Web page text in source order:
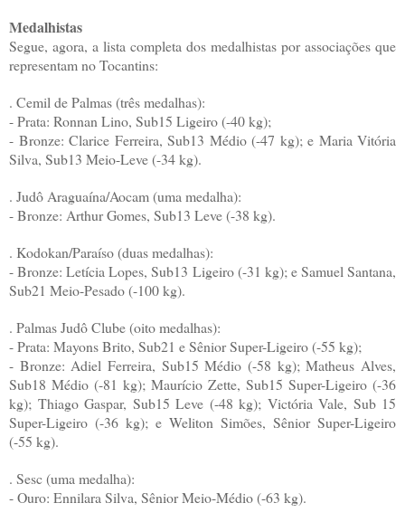
Medalhistas
Segue, agora, a lista completa dos medalhistas por associações que
representam no Tocantins:
. Cemil de Palmas (três medalhas):
- Prata: Ronnan Lino, Sub15 Ligeiro (-40 kg);
- Bronze: Clarice Ferreira, Sub13 Médio (-47 kg); e Maria Vitória
Silva, Sub13 Meio-Leve (-34 kg).
. Judô Araguaína/Aocam (uma medalha):
- Bronze: Arthur Gomes, Sub13 Leve (-38 kg).
. Kodokan/Paraíso (duas medalhas):
- Bronze: Letícia Lopes, Sub13 Ligeiro (-31 kg); e Samuel Santana,
Sub21 Meio-Pesado (-100 kg).
. Palmas Judô Clube (oito medalhas):
- Prata: Mayons Brito, Sub21 e Sênior Super-Ligeiro (-55 kg);
- Bronze: Adiel Ferreira, Sub15 Médio (-58 kg); Matheus Alves,
Sub18 Médio (-81 kg); Maurício Zette, Sub15 Super-Ligeiro (-36
kg); Thiago Gaspar, Sub15 Leve (-48 kg); Victória Vale, Sub 15
Super-Ligeiro (-36 kg); e Weliton Simões, Sênior Super-Ligeiro
(-55 kg).
. Sesc (uma medalha):
- Ouro: Ennilara Silva, Sênior Meio-Médio (-63 kg).